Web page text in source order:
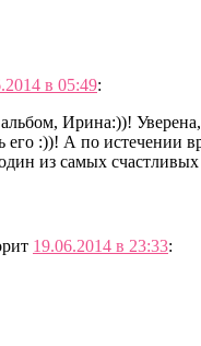
в 05:49:
Ирина:))! Уверена,
его :))! А по истечении
из самых
19.06.2014 в 23:33: